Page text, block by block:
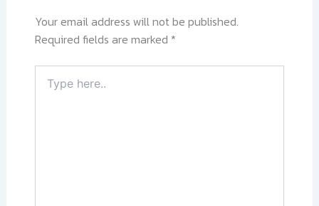
Your email address will not be published.
Required fields are marked *
here..